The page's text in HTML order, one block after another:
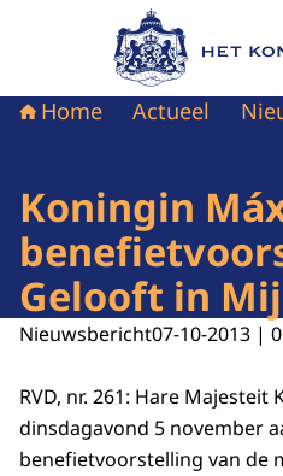
Naar de
Home Actueel
Koningin
Gelooft in Mij
Nieuwsbericht07-10-2013 |
RVD, nr. 261: Hare
dinsdagavond 5 november
benefietvoorstelling van de